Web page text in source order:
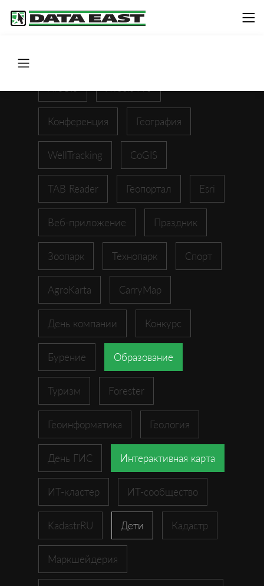
Конференция География
WellTracking CoGIS
TAB Reader Геопортал Esri
Веб-приложение Праздник
Зоопарк Технопарк Спорт
AgroKarta CarryMap
День компании Конкурс
Бурение Образование
Туризм Forester
Геоинформатика Геология
День ГИС Интерактивная карта
ИТ-кластер ИТ-сообщество
KadastrRU Дети Кадастр
Маркшейдерия